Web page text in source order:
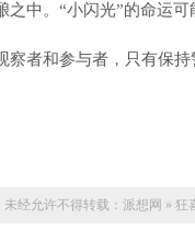
之中。“小闪光”的命运可
察者和参与者，只有保
未经允许不得转载： 派想网 » 狂